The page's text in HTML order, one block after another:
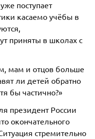
поступает
касаемо учёбы в
приняты в школах с
мам и отцов больше
ли детей обратно
бы частично?»
президент России
окончательного
стремительно